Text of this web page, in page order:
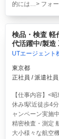
的には…> フォ
検品・検査 軽
代活躍中/製造
UTエージェント
東京都
正社員 / 派遣社
【仕事内容】<
休み!駅近徒歩4
ャンペーン実施
精密検査・測定
大小様々な航空